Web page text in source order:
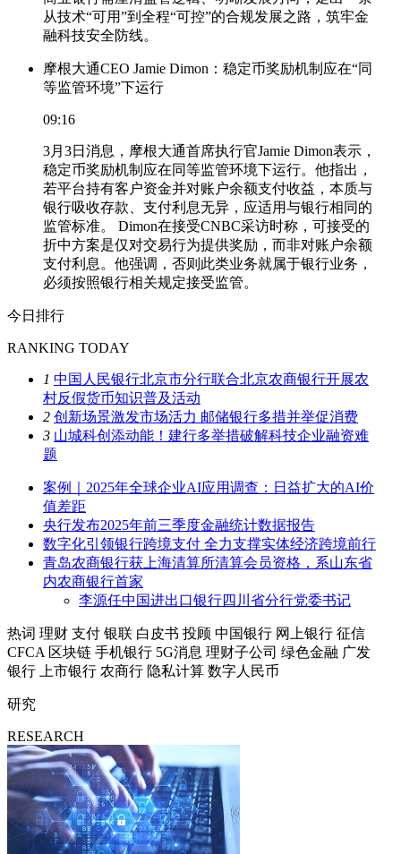
从技术“可用”到全程“可控”的合规发展之路，筑牢金
融科技安全防线。
摩根大通CEO Jamie Dimon：稳定币奖励机制应在“同
等监管环境”下运行
09:16
3月3日消息，摩根大通首席执行官Jamie Dimon表示，
稳定币奖励机制应在同等监管环境下运行。他指出，
若平台持有客户资金并对账户余额支付收益，本质与
银行吸收存款、支付利息无异，应适用与银行相同的
监管标准。 Dimon在接受CNBC采访时称，可接受的
折中方案是仅对交易行为提供奖励，而非对账户余额
支付利息。他强调，否则此类业务就属于银行业务，
必须按照银行相关规定接受监管。
今日排行
RANKING TODAY
1 中国人民银行北京市分行联合北京农商银行开展农
村反假货币知识普及活动
2 创新场景激发市场活力 邮储银行多措并举促消费
3 山城科创添动能！建行多举措破解科技企业融资难
题
案例｜2025年全球企业AI应用调查：日益扩大的AI价
值差距
央行发布2025年前三季度金融统计数据报告
数字化引领银行跨境支付 全力支撑实体经济跨境前行
青岛农商银行获上海清算所清算会员资格，系山东省
内农商银行首家
李源任中国进出口银行四川省分行党委书记
热词 理财 支付 银联 白皮书 投顾 中国银行 网上银行 征信
CFCA 区块链 手机银行 5G消息 理财子公司 绿色金融 广发
银行
上市银行 农商行 隐私计算 数字人民币
研究
RESEARCH